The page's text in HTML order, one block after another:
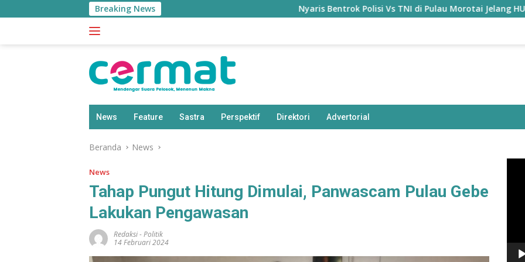
ke
Breaking News Nyaris Bentrok Polisi Vs TNI di Pulau Morotai Jelang HUT
News Feature Sastra Perspektif Direktori Advertorial
Beranda News
News
Tahap Pungut Hitung Dimulai, Panwascam Pulau Gebe
Lakukan Pengawasan
Redaksi-Politik
14 Februari 2024